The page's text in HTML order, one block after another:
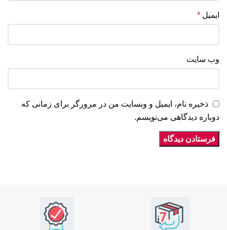
ایمیل *
وب‌ سایت
ذخیره نام، ایمیل و وبسایت من در مرورگر برای زمانی که
دوباره دیدگاهی می‌نویسم.